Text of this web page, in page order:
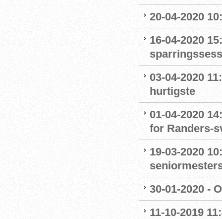
20-04-2020
16-04-2020
03-04-2020
hurtigste
01-04-2020
for Randers-
19-03-2020
30-01-2020 -
11-10-2019